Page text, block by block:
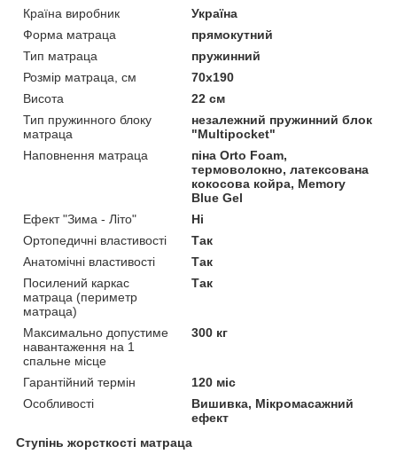
Країна виробник
Україна
Форма матраца
прямокутний
Тип матраца
пружинний
Розмір матраца, см
70х190
Висота
22 см
Тип пружинного блоку
матраца
незалежний пружинний блок
"Multipocket"
Наповнення матраца
піна Orto Foam,
термоволокно, латексована
кокосова койра, Memory
Blue Gel
Ефект "Зима - Літо"
Ні
Ортопедичні властивості
Так
Анатомічні властивості
Так
Посилений каркас
матраца (периметр
матраца)
Так
Максимально допустиме
навантаження на 1
спальне місце
300 кг
Гарантійний термін
120 міс
Особливості
Вишивка, Мікромасажний
ефект
Ступінь жорсткості матраца